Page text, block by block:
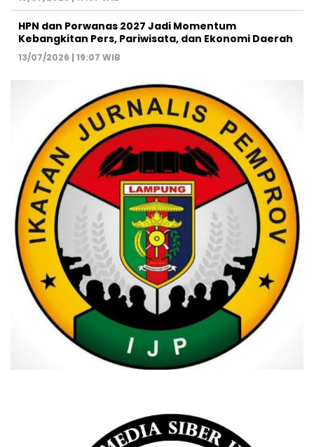
HPN dan Porwanas 2027 Jadi Momentum
Kebangkitan Pers, Pariwisata, dan Ekonomi Daerah
13/07/2026 | 19:07 WIB